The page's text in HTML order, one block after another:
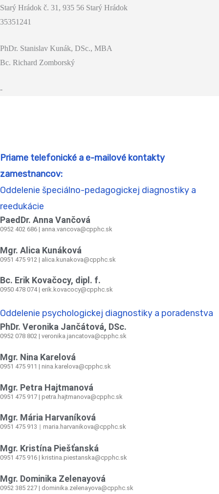
Starý Hrádok č. 31, 935 56 Starý Hrádok
35351241
PhDr. Stanislav Kunák, DSc., MBA
Bc. Richard Zomborský
-
Priame telefonické a e-mailové kontakty
zamestnancov:
Oddelenie špeciálno-pedagogickej diagnostiky a
reedukácie
PaedDr. Anna Vančová
0952 402 686 | anna.vancova@cpphc.sk
Mgr. Alica Kunáková
0951 475 912 | alica.kunakova@cpphc.sk
Bc. Erik Kovačocy, dipl. f.
0950 478 074 | erik.kovacocy@cpphc.sk
Oddelenie psychologickej diagnostiky a poradenstva
PhDr. Veronika Jančátová, DSc.
0952 078 802 | veronika.jancatova@cpphc.sk
Mgr. Nina Karelová
0951 475 911 | nina.karelova@cpphc.sk
Mgr. Petra Hajtmanová
0951 475 917 | petra.hajtmanova@cpphc.sk
Mgr. Mária Harvaníková
0951 475 913 maria.harvanikova@cpphc.sk
Mgr. Kristína Piešťanská
0951 475 916 | kristina.piestanska@cpphc.sk
Mgr. Dominika Zelenayová
0952 385 227 | dominika.zelenayova@cpphc.sk